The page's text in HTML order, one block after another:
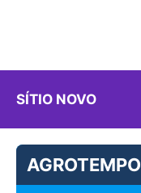
SÍTIO NOVO
AGROTEMPO